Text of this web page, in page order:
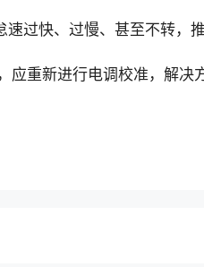
过快、过慢、甚至不转，
重新进行电调校准，解决